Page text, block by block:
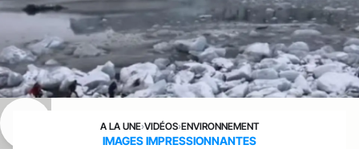
A LA UNE›VIDÉOS›ENVIRONNEMENT
IMAGES IMPRESSIONNANTES